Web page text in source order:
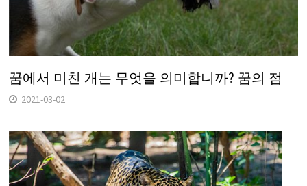
꿈에서 미친 개는 무엇을 의미합니까? 꿈의 점
2021-03-02